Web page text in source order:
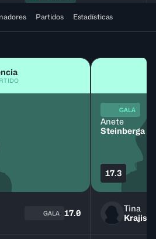
Partidos Estadísticas
GALA 17.0
GALA
Anete
Steinberga
17.3
Tina